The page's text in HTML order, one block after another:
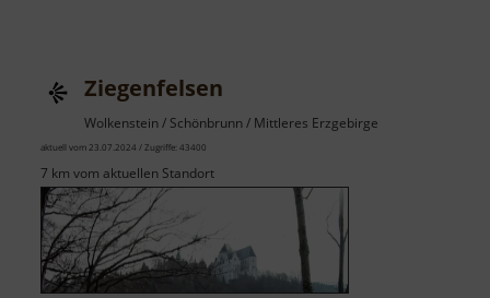
Ziegenfelsen
Wolkenstein / Schönbrunn / Mittleres Erzgebirge
aktuell vom 23.07.2024 / Zugriffe: 43400
7 km vom aktuellen Standort